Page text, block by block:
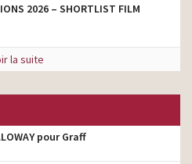
2026 – SHORTLIST FILM
la suite
pour Graff